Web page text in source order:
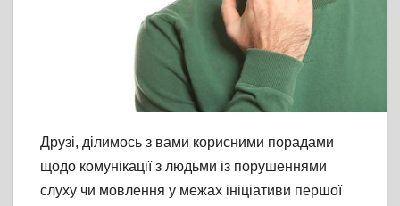
Друзі, ділимось з вами корисними порадами
щодо комунікації з людьми із порушеннями
слуху чи мовлення у межах ініціативи першої